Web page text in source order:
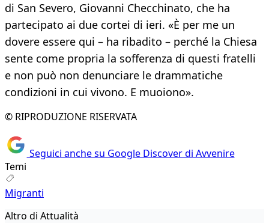
di San Severo, Giovanni Checchinato, che ha
partecipato ai due cortei di ieri. «È per me un
dovere essere qui – ha ribadito – perché la Chiesa
sente come propria la sofferenza di questi fratelli
e non può non denunciare le drammatiche
condizioni in cui vivono. E muoiono».
© RIPRODUZIONE RISERVATA
Seguici anche su Google Discover di Avvenire
Temi
Migranti
Altro di Attualità